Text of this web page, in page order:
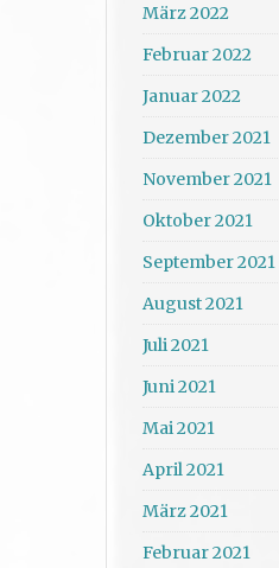
März 2022
Februar 2022
Januar 2022
Dezember 2021
November 2021
Oktober 2021
September 2021
August 2021
Juli 2021
Juni 2021
Mai 2021
April 2021
März 2021
Februar 2021